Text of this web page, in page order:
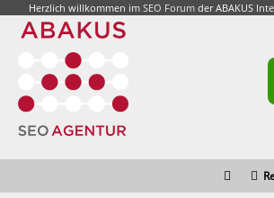
Herzlich willkommen im SEO Forumder ABAKUS